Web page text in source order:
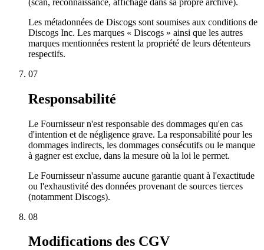
Les métadonnées de Discogs sont soumises aux conditions de
Discogs Inc. Les marques « Discogs » ainsi que les autres
marques mentionnées restent la propriété de leurs détenteurs
respectifs.
07
Responsabilité
Le Fournisseur n'est responsable des dommages qu'en cas
d'intention et de négligence grave. La responsabilité pour les
dommages indirects, les dommages consécutifs ou le manque
à gagner est exclue, dans la mesure où la loi le permet.
Le Fournisseur n'assume aucune garantie quant à l'exactitude
ou l'exhaustivité des données provenant de sources tierces
(notamment Discogs).
08
Modifications des CGV